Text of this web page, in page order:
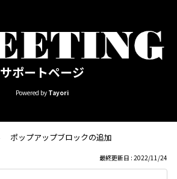
サポートページ
Powered by Tayori
ポップアップブロックの追加
最終更新日 : 2022/11/24